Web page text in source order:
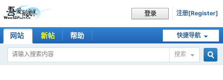
登录 注册[Register]
快捷导航
网站 新帖 帮助
搜索